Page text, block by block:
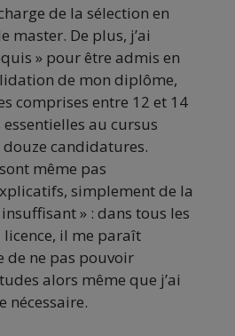
de la sélection en
master. De plus, j’ai
» pour être admis en
de mon diplôme,
comprises entre 12 et 14
au cursus
douze candidatures.
même pas
simplement de la
» : dans tous les
licence, il me paraît
de ne pas pouvoir
alors même que j’ai
nécessaire.